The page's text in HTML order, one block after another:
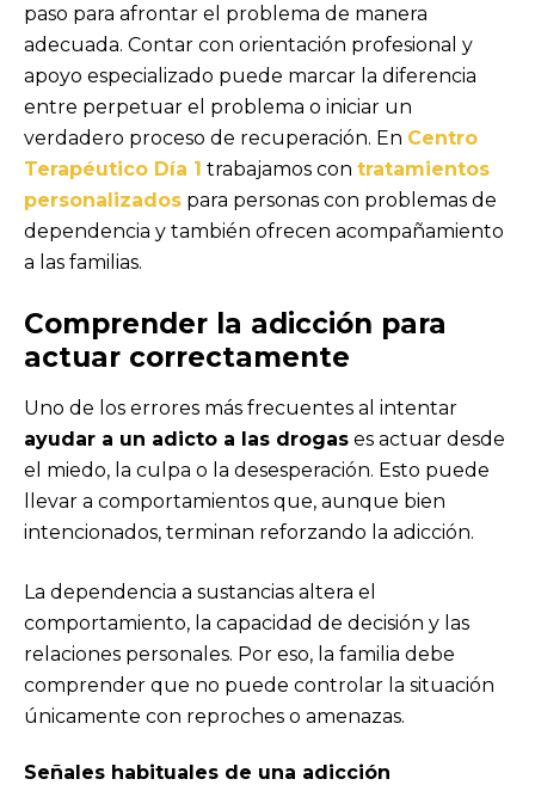
paso para afrontar el problema de manera
adecuada. Contar con orientación profesional y
apoyo especializado puede marcar la diferencia
entre perpetuar el problema o iniciar un
verdadero proceso de recuperación. En Centro
Terapéutico Día 1 trabajamos con tratamientos
personalizados para personas con problemas de
dependencia y también ofrecen acompañamiento
a las familias.
Comprender la adicción para
actuar correctamente
Uno de los errores más frecuentes al intentar
ayudar a un adicto a las drogas es actuar desde
el miedo, la culpa o la desesperación. Esto puede
llevar a comportamientos que, aunque bien
intencionados, terminan reforzando la adicción.
La dependencia a sustancias altera el
comportamiento, la capacidad de decisión y las
relaciones personales. Por eso, la familia debe
comprender que no puede controlar la situación
únicamente con reproches o amenazas.
Señales habituales de una adicción